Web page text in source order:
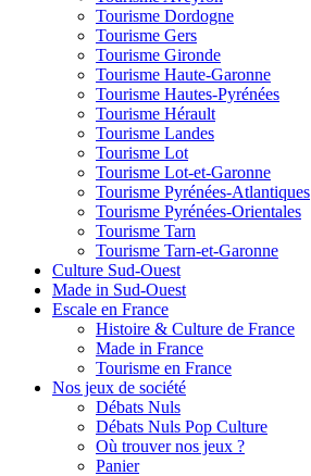
Tourisme Dordogne
Tourisme Gers
Tourisme Gironde
Tourisme Haute-Garonne
Tourisme Hautes-Pyrénées
Tourisme Hérault
Tourisme Landes
Tourisme Lot
Tourisme Lot-et-Garonne
Tourisme Pyrénées-Atlantiques
Tourisme Pyrénées-Orientales
Tourisme Tarn
Tourisme Tarn-et-Garonne
Culture Sud-Ouest
Made in Sud-Ouest
Escale en France
Histoire & Culture de France
Made in France
Tourisme en France
Nos jeux de société
Débats Nuls
Débats Nuls Pop Culture
Où trouver nos jeux ?
Panier